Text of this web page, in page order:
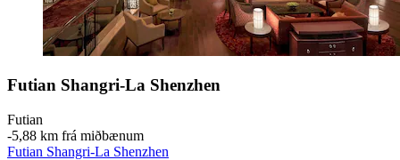
Futian Shangri-La Shenzhen
Futian
‐5,88 km frá miðbænum
Futian Shangri-La Shenzhen